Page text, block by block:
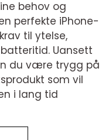
behov og
perfekte iPhone-
til ytelse,
Uansett
du være trygg på
som vil
i lang tid